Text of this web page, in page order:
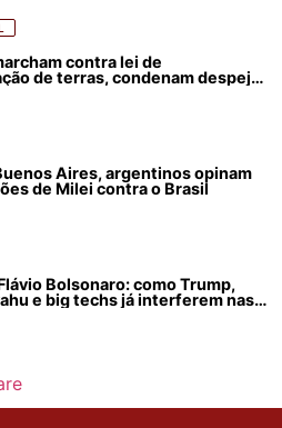
contra lei de
de terras, condenam despejos
Aires, argentinos opinam
de Milei contra o Brasil
Bolsonaro: como Trump,
e big techs já interferem nas